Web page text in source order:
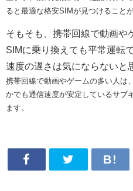
ると最適な格安SIMが見つけること
そもそも、携帯回線で動画や
SIMに乗り換えても平常運転
速度の遅さは気にならないと
携帯回線で動画やゲームの多い人は
かでも通信速度が安定しているサブ
ます。